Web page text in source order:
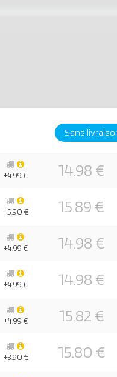
Sans
14.98 €
+4.99 €
15.89 €
+5.90 €
14.98 €
+4.99 €
14.98 €
+4.99 €
15.82 €
+4.99 €
15.80 €
+3.90 €